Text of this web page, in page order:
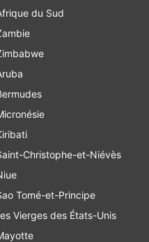
du Sud
Christophe-et-Niévès
Tomé-et-Principe
Vierges des États-Unis